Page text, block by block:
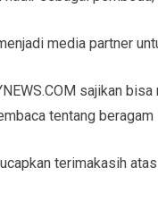
media partner
sajikan
tentang
terimakasih